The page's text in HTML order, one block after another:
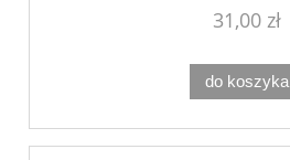
31,00 zł
do koszyka